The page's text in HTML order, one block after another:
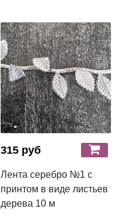
315 руб
Лента серебро №1 с
принтом в виде листьев
дерева 10 м